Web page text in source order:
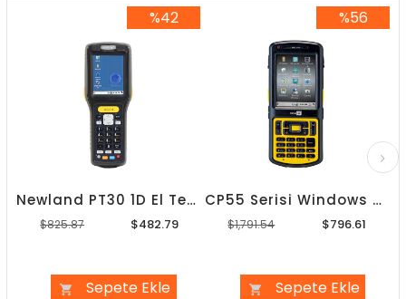
Newland PT30 1D El Terminali
$482.79
$825.87
Sepete Ekle
%42
%42İndirim
CP55 Serisi Windows Tabanlı El Terminali-Data
$796.61
$1,791.54
Sepete Ekle
%56
%56İndirim